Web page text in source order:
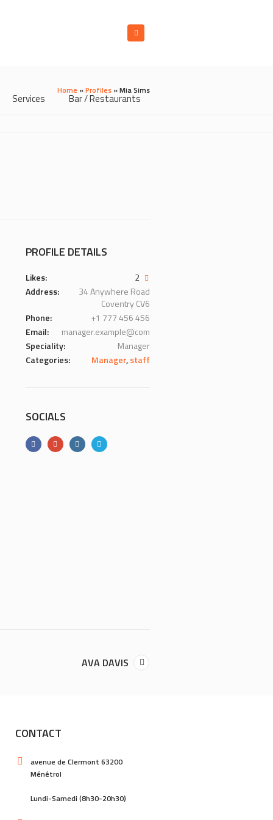
Services Bar / Restaurants
Home »Profiles »Mia Sims
PROFILE DETAILS
Likes:
2
Address:
34 Anywhere Road
Coventry CV6
Phone:
+1 777 456 456
Email:
manager.example@com
Speciality:
Manager
Categories:
Manager,staff
SOCIALS
AVA DAVIS
CONTACT
avenue de Clermont 63200
Ménétrol
Lundi-Samedi (8h30-20h30)